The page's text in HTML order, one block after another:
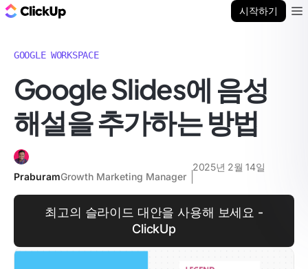
시작하기
GOOGLE WORKSPACE
Google Slides에 음성
해설을 추가하는 방법
PraburamGrowth Marketing Manager
2025년 2월 14일
최고의 슬라이드 대안을 사용해 보세요 -
ClickUp